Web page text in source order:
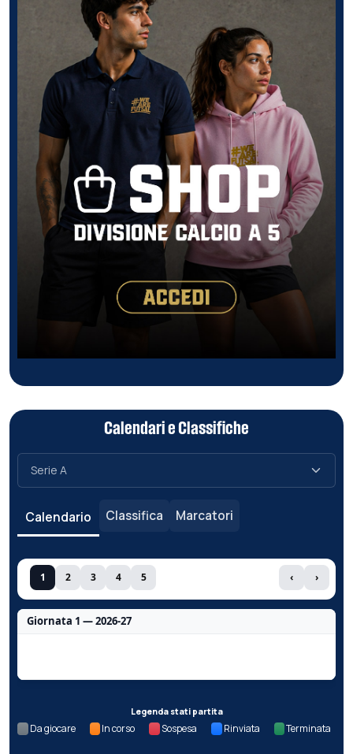
Calendari e Classifiche
Calendario Classifica Marcatori
1 2 3 4 5 ‹ ›
Giornata 1 — 2026-27
Legenda stati partita
Da giocare In corso Sospesa Rinviata Terminata